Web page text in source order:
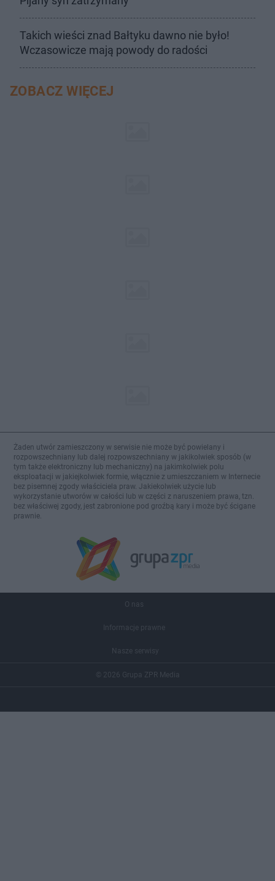
Takich wieści znad Bałtyku dawno nie było!
Wczasowicze mają powody do radości
ZOBACZ WIĘCEJ
Żaden utwór zamieszczony w serwisie nie może być powielany i
rozpowszechniany lub dalej rozpowszechniany w jakikolwiek sposób (w
tym także elektroniczny lub mechaniczny) na jakimkolwiek polu
eksploatacji w jakiejkolwiek formie, włącznie z umieszczaniem w Internecie
bez pisemnej zgody właściciela praw. Jakiekolwiek użycie lub
wykorzystanie utworów w całości lub w części z naruszeniem prawa, tzn.
bez właściwej zgody, jest zabronione pod groźbą kary i może być ścigane
prawnie.
O nas
Informacje prawne
Nasze serwisy
© 2026 Grupa ZPR Media